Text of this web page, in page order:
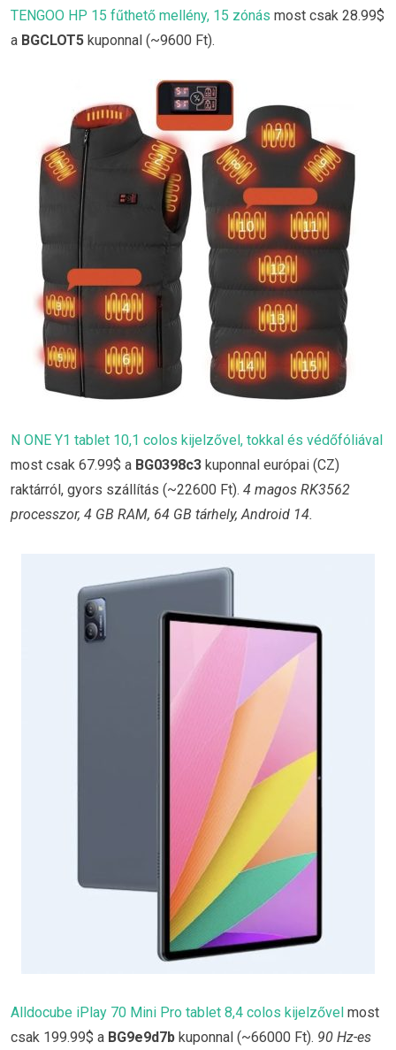
TENGOO HP 15 fűthető mellény, 15 zónás most csak 28.99$
a BGCLOT5 kuponnal (~9600 Ft).
N ONE Y1 tablet 10,1 colos kijelzővel, tokkal és védőfóliával
most csak 67.99$ a BG0398c3 kuponnal európai (CZ)
raktárról, gyors szállítás (~22600 Ft). 4 magos RK3562
processzor, 4 GB RAM, 64 GB tárhely, Android 14.
Alldocube iPlay 70 Mini Pro tablet 8,4 colos kijelzővel most
csak 199.99$ a BG9e9d7b kuponnal (~66000 Ft). 90 Hz-es